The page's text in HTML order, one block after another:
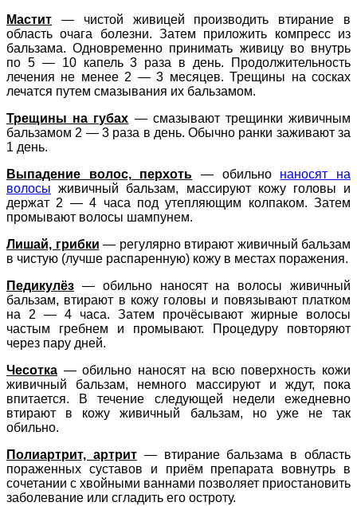
Мастит
— чистой живицей производить втирание в
область очага болезни. Затем приложить компресс из
бальзама. Одновременно принимать живицу во внутрь
по 5 — 10 капель 3 раза в день. Продолжительность
лечения не менее 2 — 3 месяцев. Трещины на сосках
лечатся путем смазывания их бальзамом.
Трещины на губах — смазывают трещинки живичным
бальзамом 2 — 3 раза в день. Обычно ранки заживают за
1 день.
Выпадение волос, перхоть
— обильно наносят на
волосы живичный бальзам, массируют кожу головы и
держат 2 — 4 часа под утепляющим колпаком. Затем
промывают волосы шампунем.
Лишай, грибки — регулярно втирают живичный бальзам
в чистую (лучше распаренную) кожу в местах поражения.
Педикулёз — обильно наносят на волосы живичный
бальзам, втирают в кожу головы и повязывают платком
на 2 — 4 часа. Затем прочёсывают жирные волосы
частым гребнем и промывают. Процедуру повторяют
через пару дней.
Чесотка — обильно наносят на всю поверхность кожи
живичный бальзам, немного массируют и ждут, пока
впитается. В течение следующей недели ежедневно
втирают в кожу живичный бальзам, но уже не так
обильно.
Полиартрит, артрит — втирание бальзама в область
пораженных суставов и приём препарата вовнутрь в
сочетании с хвойными ваннами позволяет приостановить
заболевание или сгладить его остроту.